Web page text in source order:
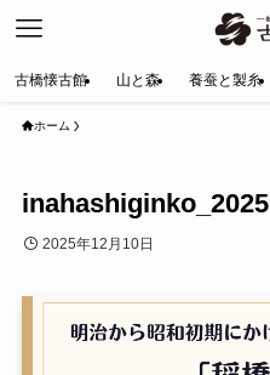
古橋懐古館 山と森 養蚕と製糸
ホーム
inahashiginko_2025
2025年12月10日